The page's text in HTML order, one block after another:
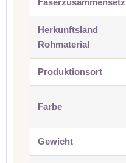
Herkunftsland
Rohmaterial
Produktionsort
Farbe
Gewicht